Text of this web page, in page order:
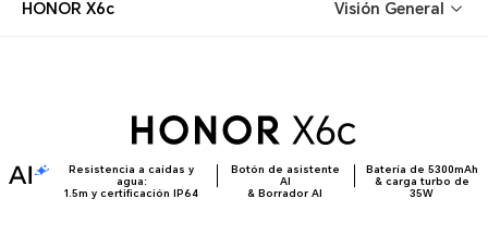
HONOR X6c Visión General
Resistencia a caídas y
agua:
1.5m y certificación IP64
Botón de asistente
AI
& Borrador AI
Batería de 5300mAh
& carga turbo de
35W